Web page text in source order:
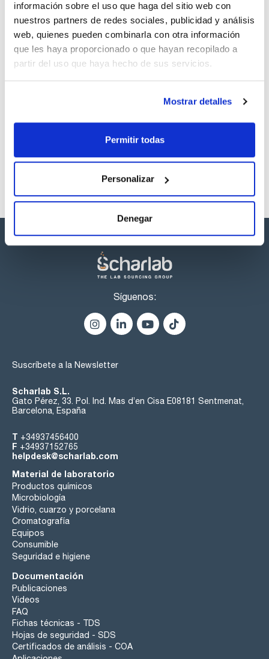
información sobre el uso que haga del sitio web con
nuestros partners de redes sociales, publicidad y análisis
web, quienes pueden combinarla con otra información
que les haya proporcionado o que hayan recopilado a
partir del uso que haya hecho de sus servicios.
Mostrar detalles
Permitir todas
Personalizar
Denegar
TDS / Ficha técnica
Regístrate para
descargas
COA
Regístrate para
descargas
SDS/ Hoja de seguridad
Regístrate para
Síguenos:
Suscríbete a la Newsletter
Scharlab S.L.
Gato Pérez, 33. Pol. Ind. Mas d’en Cisa E08181 Sentmenat,
Barcelona, España
T +34937456400
F +34937152765
helpdesk@scharlab.com
Material de laboratorio
Productos químicos
Microbiología
Vidrio, cuarzo y porcelana
Cromatografía
Equipos
Consumible
Seguridad e higiene
Documentación
Publicaciones
Videos
FAQ
Fichas técnicas - TDS
Hojas de seguridad - SDS
Certificados de análisis - COA